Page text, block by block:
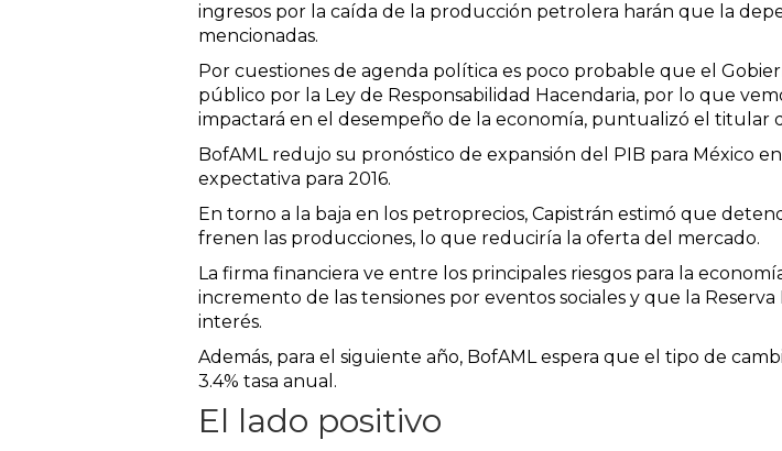
ingresos por la caída de la producción petrolera harán que la
mencionadas.
Por cuestiones de agenda política es poco probable que el
público por la Ley de Responsabilidad Hacendaria, por lo que
impactará en el desempeño de la economía, puntualizó el titular
BofAML redujo su pronóstico de expansión del PIB para México
expectativa para 2016.
En torno a la baja en los petroprecios, Capistrán estimó que
frenen las producciones, lo que reduciría la oferta del mercado.
La firma financiera ve entre los principales riesgos para la
incremento de las tensiones por eventos sociales y que la
interés.
Además, para el siguiente año, BofAML espera que el tipo de
3.4% tasa anual.
El lado positivo